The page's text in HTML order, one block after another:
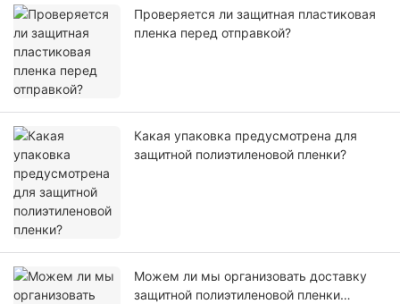
Проверяется ли защитная пластиковая
пленка перед отправкой?
Какая упаковка предусмотрена для
защитной полиэтиленовой пленки?
Можем ли мы организовать доставку
защитной полиэтиленовой пленки